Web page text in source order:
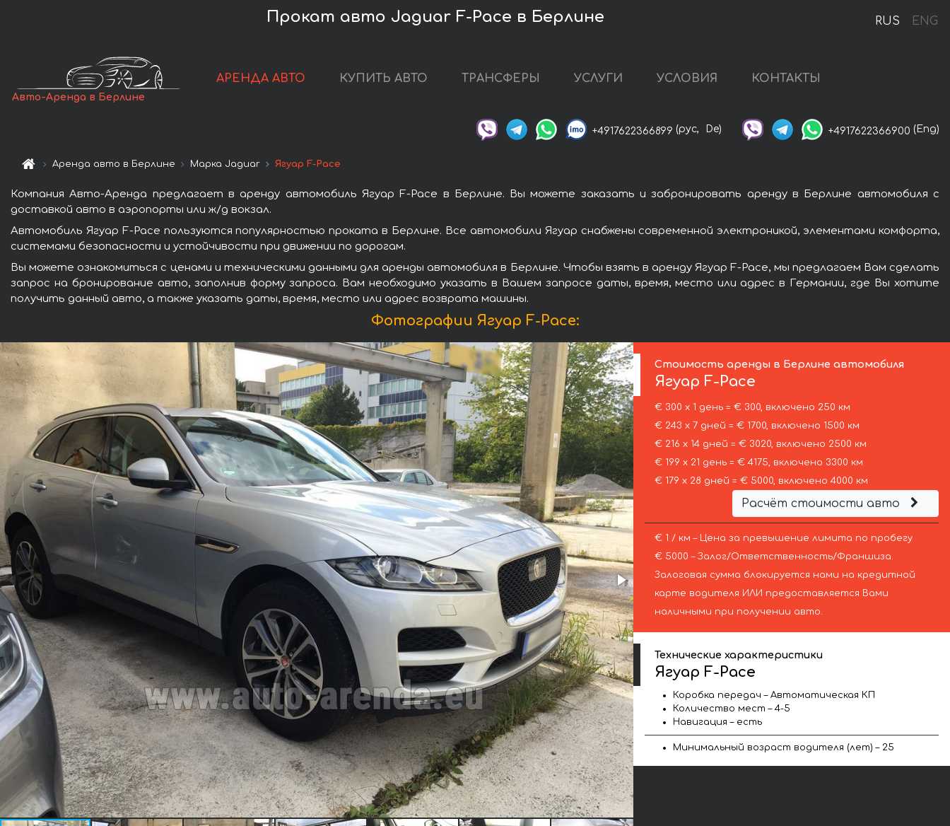
RUS ENG
Прокат авто Jaguar F-Pace в Берлине
Авто-Аренда в Берлине
АРЕНДА АВТО КУПИТЬ АВТО ТРАНСФЕРЫ УСЛУГИ УСЛОВИЯ КОНТАКТЫ
+4917622366899 (рус, De) +4917622366900 (Eng)
Аренда авто в Берлине Марка Jaguar Ягуар F-Pace
Компания Авто-Аренда предлагает в аренду автомобиль Ягуар F-Pace в Берлине. Вы можете заказать и забронировать аренду в Берлине автомобиля с
доставкой авто в аэропорты или ж/д вокзал.
Автомобиль Ягуар F-Pace пользуются популярностью проката в Берлине. Все автомобили Ягуар снабжены современной электроникой, элементами комфорта,
системами безопасности и устойчивости при движении по дорогам.
Вы можете ознакомиться с ценами и техническими данными для аренды автомобиля в Берлине. Чтобы взять в аренду Ягуар F-Pace, мы предлагаем Вам сделать
запрос на бронирование авто, заполнив форму запроса. Вам необходимо указать в Вашем запросе даты, время, место или адрес в Германии, где Вы хотите
получить данный авто, а также указать даты, время, место или адрес возврата машины.
Фотографии Ягуар F-Pace:
Стоимость аренды в Берлине автомобиля
Ягуар F-Pace
€ 300 х 1 день = € 300, включено 250 км
€ 243 х 7 дней = € 1700, включено 1500 км
€ 216 х 14 дней = € 3020, включено 2500 км
€ 199 х 21 день = € 4175, включено 3300 км
€ 179 х 28 дней = € 5000, включено 4000 км
Расчёт стоимости авто
€ 1 / км – Цена за превышение лимита по пробегу
€ 5000 – Залог/Ответственность/Франшиза.
Залоговая сумма блокируется нами на кредитной
карте водителя ИЛИ предоставляется Вами
наличными при получении авто.
Технические характеристики
Ягуар F-Pace
Коробка передач – Автоматическая КП
Количество мест – 4-5
Навигация – есть
Минимальный возраст водителя (лет) – 25